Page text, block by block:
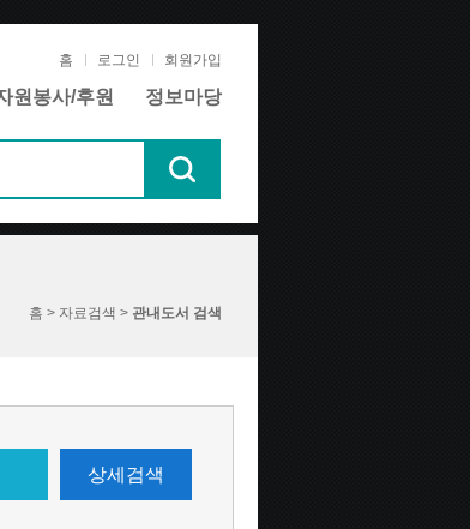
홈 로그인 회원가입
원봉사/후원 정보마당
홈 > 자료검색 > 관내도서 검색
상세검색